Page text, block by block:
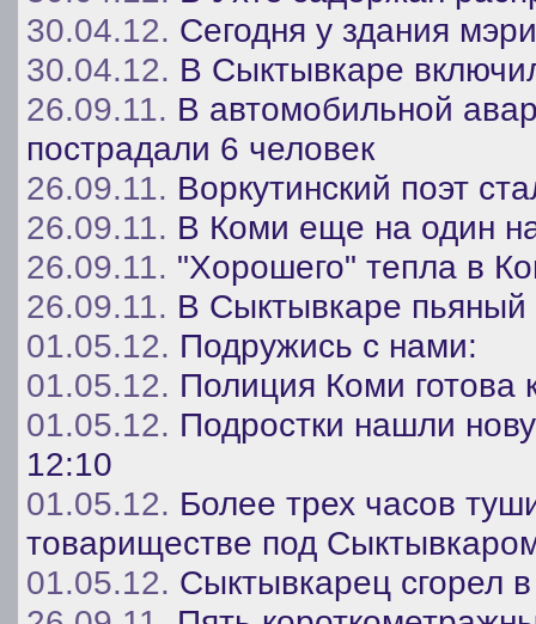
30.04.12. Сегодня у здания
30.04.12. В Сыктывкаре
26.09.11. В автомобильной
пострадали 6 человек
26.09.11. Воркутинский поэт
26.09.11. В Коми еще на один
26.09.11. "Хорошего" тепла в
26.09.11. В Сыктывкаре
01.05.12. Подружись с нами:
01.05.12. Полиция Коми готова
01.05.12. Подростки нашли
12:10
01.05.12. Более трех часов
товариществе под
01.05.12. Сыктывкарец сгорел